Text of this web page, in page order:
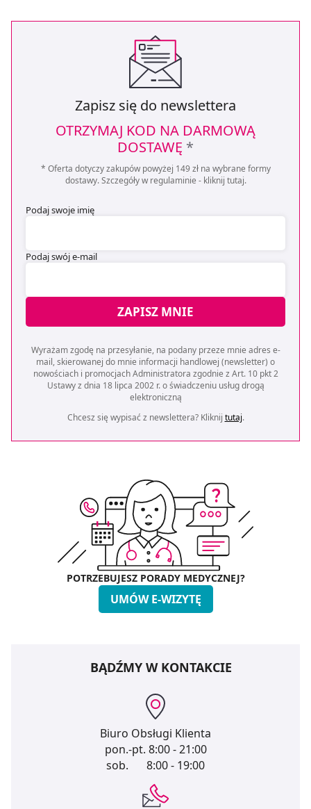
Zapisz się do newslettera
OTRZYMAJ KOD NA DARMOWĄ
DOSTAWĘ *
* Oferta dotyczy zakupów powyżej 149 zł na wybrane formy
dostawy. Szczegóły w regulaminie - kliknij tutaj.
Podaj swoje imię
Podaj swój e-mail
ZAPISZ MNIE
Wyrażam zgodę na przesyłanie, na podany przeze mnie adres e-
mail, skierowanej do mnie informacji handlowej (newsletter) o
nowościach i promocjach Administratora zgodnie z Art. 10 pkt 2
Ustawy z dnia 18 lipca 2002 r. o świadczeniu usług drogą
elektroniczną
Chcesz się wypisać z newslettera? Kliknij tutaj.
POTRZEBUJESZ PORADY MEDYCZNEJ?
UMÓW E-WIZYTĘ
BĄDŹMY W KONTAKCIE
Biuro Obsługi Klienta
pon.-pt. 8:00 - 21:00
sob.
8:00 - 19:00